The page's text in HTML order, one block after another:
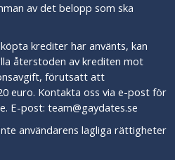
av det belopp som ska
krediter har använts, kan
återstoden av krediten mot
förutsatt att
euro. Kontakta oss via e-post för
E-post: team@gaydates.se
användarens lagliga rättigheter